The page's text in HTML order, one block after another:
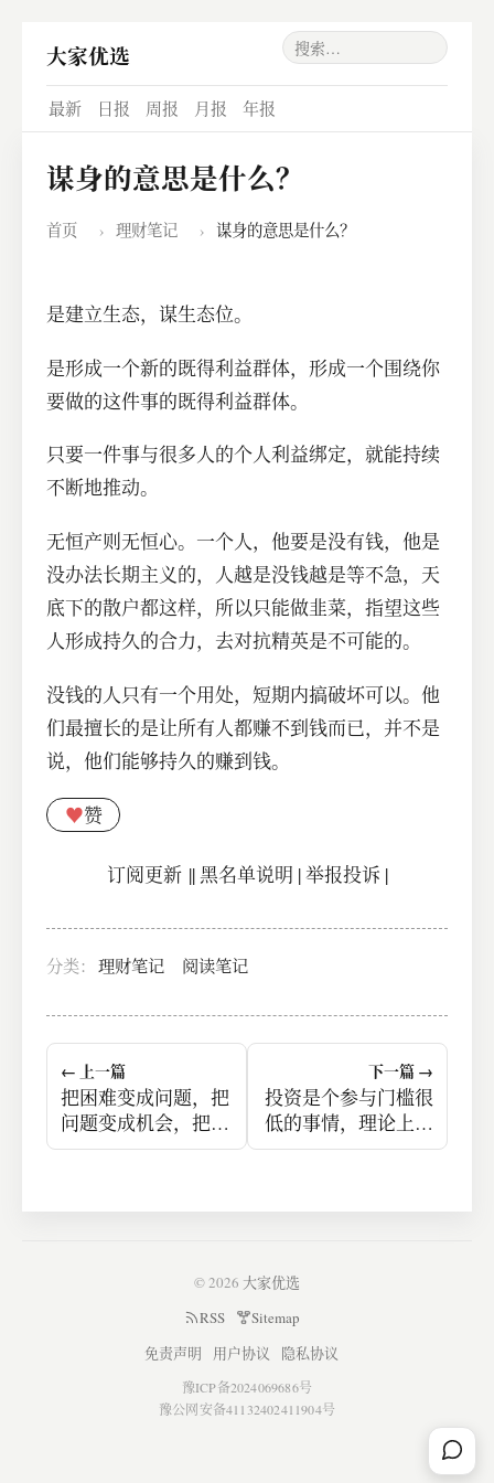
大家优选
最新 日报 周报 月报 年报
谋身的意思是什么？
首页 › 理财笔记 › 谋身的意思是什么？
是建立生态，谋生态位。
是形成一个新的既得利益群体，形成一个围绕你
要做的这件事的既得利益群体。
只要一件事与很多人的个人利益绑定，就能持续
不断地推动。
无恒产则无恒心。一个人，他要是没有钱，他是
没办法长期主义的，人越是没钱越是等不急，天
底下的散户都这样，所以只能做韭菜，指望这些
人形成持久的合力，去对抗精英是不可能的。
没钱的人只有一个用处，短期内搞破坏可以。他
们最擅长的是让所有人都赚不到钱而已，并不是
说，他们能够持久的赚到钱。
♥赞
订阅更新||黑名单说明 |举报投诉 |
分类： 理财笔记 阅读笔记
← 上一篇
把困难变成问题，把
问题变成机会，把机
会变成获利，把获利
下一篇 →
投资是个参与门槛很
低的事情，理论上所
有人都可以参与
© 2026 大家优选
RSS
Sitemap
免责声明
用户协议 隐私协议
豫ICP备2024069686号
豫公网安备41132402411904号